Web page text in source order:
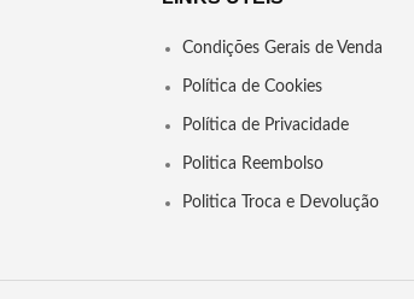
Condições Gerais de Venda
Política de Cookies
Política de Privacidade
Politica Reembolso
Politica Troca e Devolução